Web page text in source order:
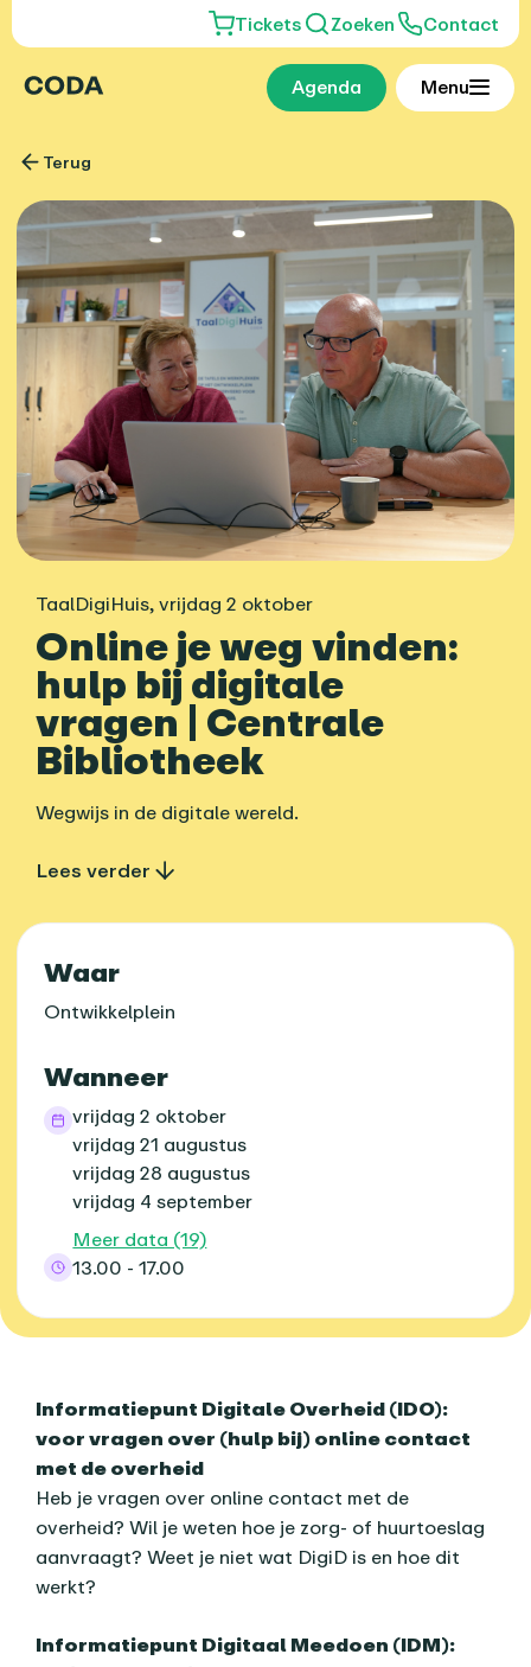
Tickets Zoeken Contact
Agenda Menu
Terug
TaalDigiHuis,vrijdag 2 oktober
Online je weg vinden:
hulp bij digitale
vragen | Centrale
Bibliotheek
Wegwijs in de digitale wereld.
Lees verder
Praktische informatie
Waar
Ontwikkelplein
Wanneer
vrijdag 2 oktober
vrijdag 21 augustus
vrijdag 28 augustus
vrijdag 4 september
Meer data (19)
13.00 - 17.00
Over dit agenda-item
Informatiepunt Digitale Overheid (IDO):
voor vragen over (hulp bij) online contact
met de overheid
Heb je vragen over online contact met de
overheid? Wil je weten hoe je zorg- of huurtoeslag
aanvraagt? Weet je niet wat DigiD is en hoe dit
werkt?
Informatiepunt Digitaal Meedoen (IDM):